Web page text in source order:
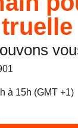
truelle
à 15h (GMT +1)